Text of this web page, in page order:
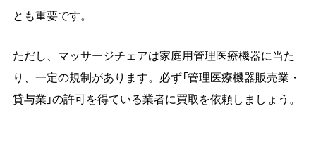
とも重要です。
ただし、マッサージチェアは家庭用管理医療機器に当た
り、一定の規制があります。必ず「管理医療機器販売業・
貸与業」の許可を得ている業者に買取を依頼しましょう。